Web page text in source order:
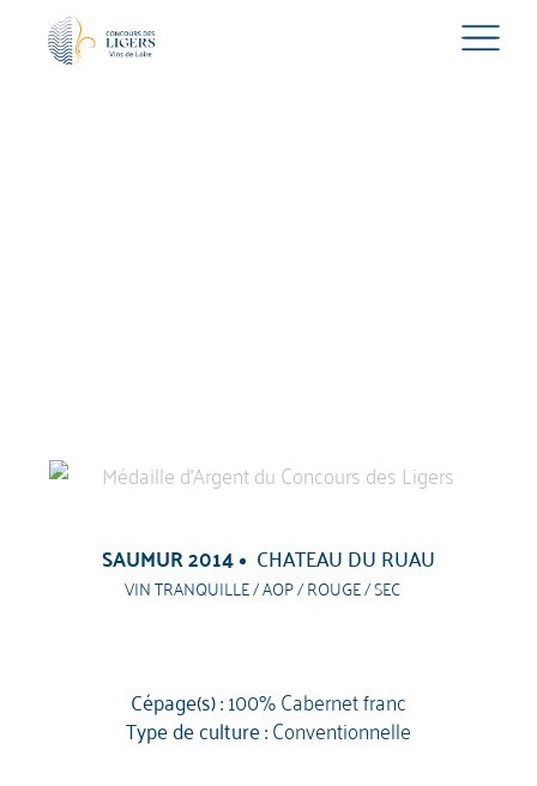
SAUMUR 2014 CHATEAU DU RUAU
VIN TRANQUILLE / AOP / ROUGE / SEC
Cépage(s) :100% Cabernet franc
Type de culture :Conventionnelle